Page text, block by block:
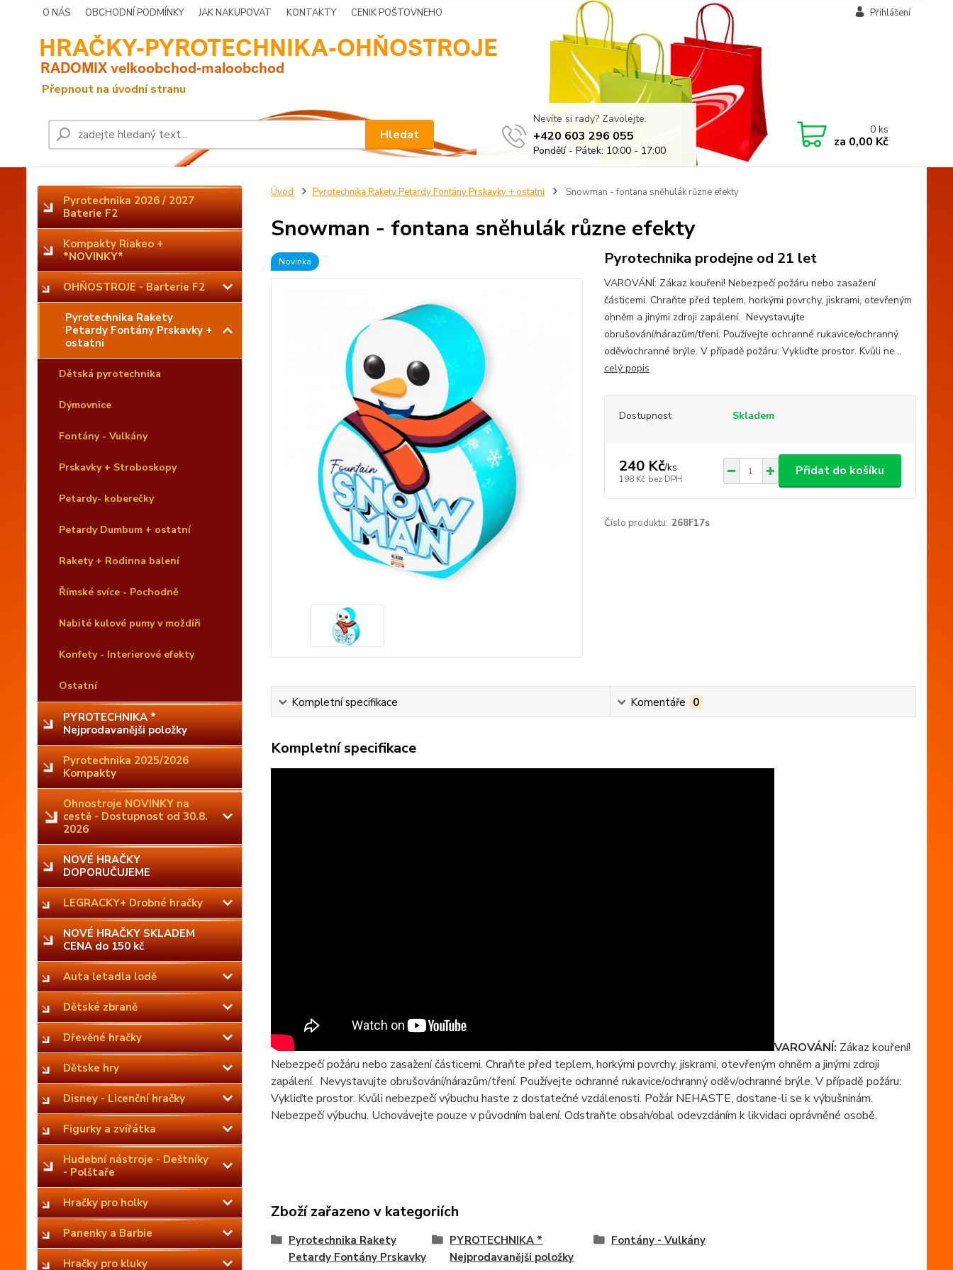
O NÁS OBCHODNÍ PODMÍNKY JAK NAKUPOVAT KONTAKTY CENIK POŠTOVNEHO Přihlášení
Hledat
Nevíte si rady? Zavolejte.
+420 603 296 055
Pondělí - Pátek: 10:00 - 17:00
0ks
za 0,00 Kč
Pyrotechnika 2026 / 2027
Baterie F2
Kompakty Riakeo +
*NOVINKY*
OHŇOSTROJE - Barterie F2
Pyrotechnika Rakety
Petardy Fontány Prskavky +
ostatni
Dětská pyrotechnika
Dýmovnice
Fontány - Vulkány
Prskavky + Stroboskopy
Petardy- koberečky
Petardy Dumbum + ostatní
Rakety + Rodinna balení
Římské svíce - Pochodně
Nabité kulové pumy v moždíři
Konfety - Interierové efekty
Ostatní
PYROTECHNIKA *
Nejprodavanějši položky
Pyrotechnika 2025/2026
Kompakty
Ohnostroje NOVINKY na
cestě - Dostupnost od 30.8.
2026
NOVÉ HRAČKY
DOPORUČUJEME
LEGRACKY+ Drobné hračky
NOVÉ HRAČKY SKLADEM
CENA do 150 kč
Auta letadla lodě
Dětské zbraně
Dřevěné hračky
Dětske hry
Disney - Licenční hračky
Figurky a zvířátka
Hudební nástroje - Deštníky
- Polštaře
Hračky pro holky
Panenky a Barbie
Hračky pro kluky
Úvod Pyrotechnika Rakety Petardy Fontány Prskavky + ostatni Snowman - fontana sněhulák různe efekty
Snowman - fontana sněhulák různe efekty
Novinka Pyrotechnika prodejne od 21 let
VAROVÁNÍ: Zákaz kouření! Nebezpečí požáru nebo zasažení
částicemi. Chraňte před teplem, horkými povrchy, jiskrami, otevřeným
ohněm a jinými zdroji zapálení. Nevystavujte
obrušování/nárazům/tření. Používejte ochranné rukavice/ochranný
oděv/ochranné brýle. V případě požáru: Vykliďte prostor. Kvůli ne...
celý popis
Dostupnost Skladem
240 Kč/ks
198 Kč bez DPH
Přidat do košíku
Číslo produktu: 268F17s
Kompletní specifikace Komentáře 0
Kompletní specifikace
VAROVÁNÍ: Zákaz kouření!
Nebezpečí požáru nebo zasažení částicemi. Chraňte před teplem, horkými povrchy, jiskrami, otevřeným ohněm a jinými zdroji
zapálení. Nevystavujte obrušování/nárazům/tření. Používejte ochranné rukavice/ochranný oděv/ochranné brýle. V případě požáru:
Vykliďte prostor. Kvůli nebezpečí výbuchu haste z dostatečné vzdálenosti. Požár NEHASTE, dostane-li se k výbušninám.
Nebezpečí výbuchu. Uchovávejte pouze v původním balení. Odstraňte obsah/obal odevzdáním k likvidaci oprávněné osobě.
Zboží zařazeno v kategoriích
Pyrotechnika Rakety
Petardy Fontány Prskavky
PYROTECHNIKA *
Nejprodavanějši položky
Fontány - Vulkány